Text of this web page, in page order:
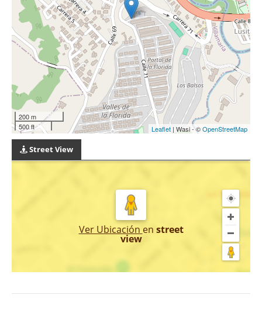
200 m
500 ft
Leaflet | Wasi - ©OpenStreetMap
Street View
Ver Ubicación en street
view